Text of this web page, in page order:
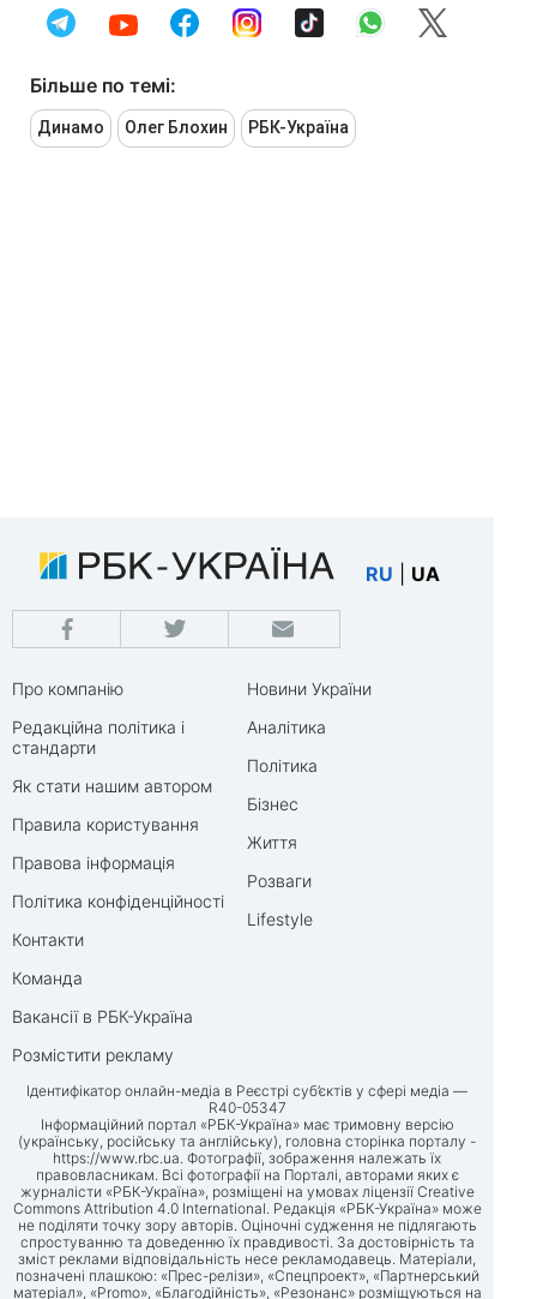
Більше по темі:
Динамо Олег Блохин РБК-Україна
RU UA
Про компанію
Редакційна політика і
стандарти
Як стати нашим автором
Правила користування
Правова інформація
Політика конфіденційності
Контакти
Команда
Вакансії в РБК-Україна
Розмістити рекламу
Новини України
Аналітика
Політика
Бізнес
Життя
Розваги
Lifestyle
Ідентифікатор онлайн-медіа в Реєстрі суб’єктів у сфері медіа —
R40-05347
Інформаційний портал «РБК-Україна» має тримовну версію
(українську, російську та англійську), головна сторінка порталу -
https://www.rbc.ua. Фотографії, зображення належать їх
правовласникам. Всі фотографії на Порталі, авторами яких є
журналісти «РБК-Україна», розміщені на умовах ліцензії Creative
Commons Attribution 4.0 International. Редакція «РБК-Україна» може
не поділяти точку зору авторів. Оціночні судження не підлягають
спростуванню та доведенню їх правдивості. За достовірність та
зміст реклами відповідальність несе рекламодавець. Матеріали,
позначені плашкою: «Прес-релізи», «Спецпроект», «Партнерський
матеріал», «Promo», «Благодійність», «Резонанс» розміщуються на